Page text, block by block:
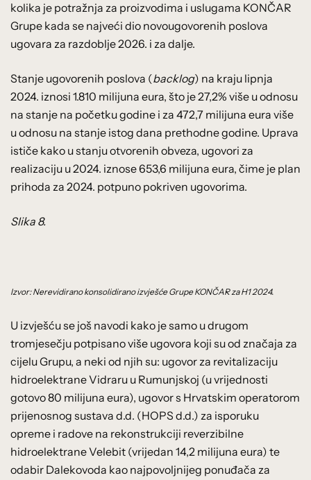
kolika je potražnja za proizvodima i uslugama KONČAR
Grupe kada se najveći dio novougovorenih poslova
ugovara za razdoblje 2026. i za dalje.
Stanje ugovorenih poslova (backlog) na kraju lipnja
2024. iznosi 1.810 milijuna eura, što je 27,2% više u odnosu
na stanje na početku godine i za 472,7 milijuna eura više
u odnosu na stanje istog dana prethodne godine. Uprava
ističe kako u stanju otvorenih obveza, ugovori za
realizaciju u 2024. iznose 653,6 milijuna eura, čime je plan
prihoda za 2024. potpuno pokriven ugovorima.
Slika 8.
Izvor: Nerevidirano konsolidirano izvješće Grupe KONČAR za H1 2024.
U izvješću se još navodi kako je samo u drugom
tromjesečju potpisano više ugovora koji su od značaja za
cijelu Grupu, a neki od njih su: ugovor za revitalizaciju
hidroelektrane Vidraru u Rumunjskoj (u vrijednosti
gotovo 80 milijuna eura), ugovor s Hrvatskim operatorom
prijenosnog sustava d.d. (HOPS d.d.) za isporuku
opreme i radove na rekonstrukciji reverzibilne
hidroelektrane Velebit (vrijedan 14,2 milijuna eura) te
odabir Dalekovoda kao najpovoljnijeg ponuđača za